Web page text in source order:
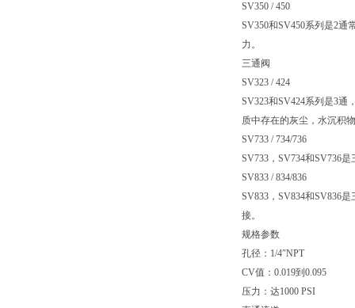
SV350 / 450
SV350和SV450系列是2通
力。
三通阀
SV323 / 424
SV323和SV424系列是3通
质中存在的灰尘，水沉积
SV733 / 734/736
SV733，SV734和SV736
SV833 / 834/836
SV833，SV834和SV836
接。
规格参数
孔径：1/4″NPT
CV值：0.019到0.095
压力：达1000 PSI